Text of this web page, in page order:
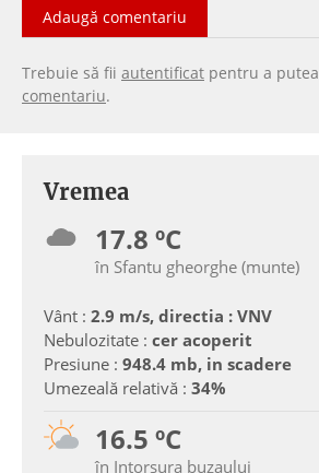
Adaugă comentariu
Trebuie să fii autentificat pentru a putea
comentariu.
Vremea
17.8 ºC
în Sfantu gheorghe (munte)
Vânt : 2.9 m/s, directia : VNV
Nebulozitate : cer acoperit
Presiune : 948.4 mb, in scadere
Umezeală relativă : 34%
16.5 ºC
în Intorsura buzaului